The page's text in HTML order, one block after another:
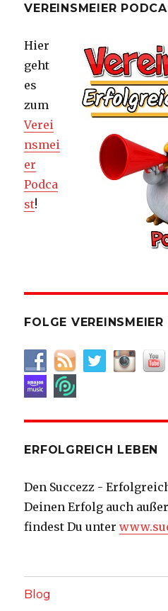
VEREINSMEIER
Hier
geht
es
zum
Verei
nsmei
er
Podca
st!
FOLGE VEREINSMEIER
ERFOLGREICH LEBEN
Den Succezz -
Deinen Erfolg auch
findest Du unter
Blog